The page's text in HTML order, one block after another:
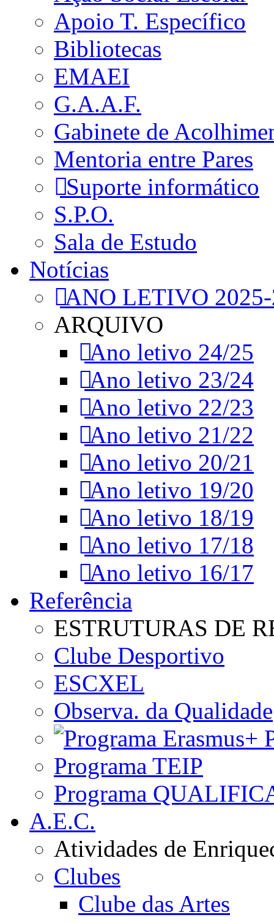
Apoio T. Específico
Bibliotecas
EMAEI
G.A.A.F.
Gabinete de
Mentoria entre Pares
Suporte informático
S.P.O.
Sala de Estudo
Notícias
ANO LETIVO
ARQUIVO
Ano letivo 24/25
Ano letivo 23/24
Ano letivo 22/23
Ano letivo 21/22
Ano letivo 20/21
Ano letivo 19/20
Ano letivo 18/19
Ano letivo 17/18
Ano letivo 16/17
Referência
ESTRUTURAS DE
Clube Desportivo
ESCXEL
Observa. da Qualidade
Programa TEIP
Programa
A.E.C.
Atividades de
Clubes
Clube das Artes